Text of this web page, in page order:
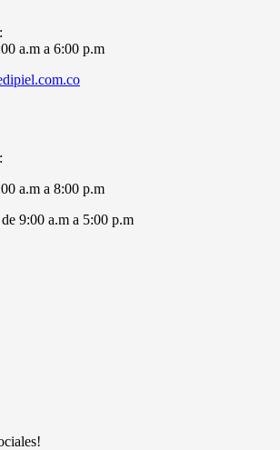
a.m a 6:00 p.m
a.m a 8:00 p.m
9:00 a.m a 5:00 p.m